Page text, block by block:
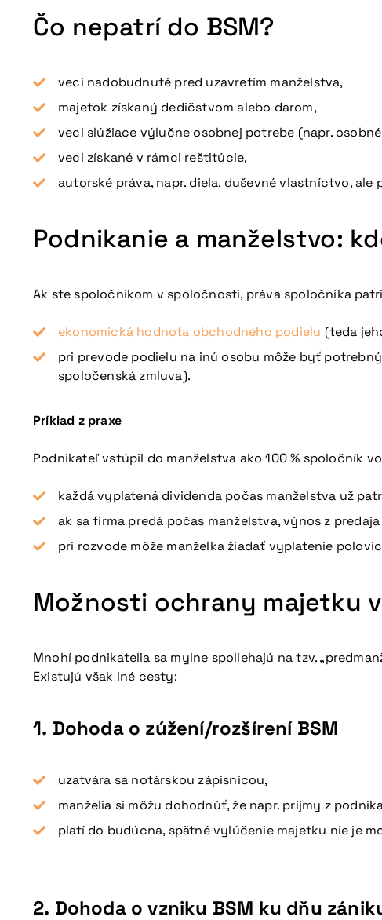
Čo nepatrí do BSM?
veci nadobudnuté pred uzavretím manželstva,
majetok získaný dedičstvom alebo darom,
veci slúžiace výlučne osobnej potrebe (napr.
veci získané v rámci reštitúcie,
autorské práva, napr. diela, duševné vlastníctvo, ale
Podnikanie a manželstvo:
Ak ste spoločníkom v spoločnosti, práva spoločníka
ekonomická hodnota obchodného podielu (teda
pri prevode podielu na inú osobu môže byť
spoločenská zmluva).
Príklad z praxe
Podnikateľ vstúpil do manželstva ako 100 % spoločník vo
každá vyplatená dividenda počas manželstva už
ak sa firma predá počas manželstva, výnos z
pri rozvode môže manželka žiadať vyplatenie
Možnosti ochrany majetku
Mnohí podnikatelia sa mylne spoliehajú na tzv.
Existujú však iné cesty:
1. Dohoda o zúžení/rozšírení BSM
uzatvára sa notárskou zápisnicou,
manželia si môžu dohodnúť, že napr. príjmy z
platí do budúcna, spätné vylúčenie majetku nie je
2. Dohoda o vzniku BSM ku dňu